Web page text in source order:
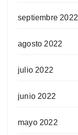
septiembre 2022
agosto 2022
julio 2022
junio 2022
mayo 2022